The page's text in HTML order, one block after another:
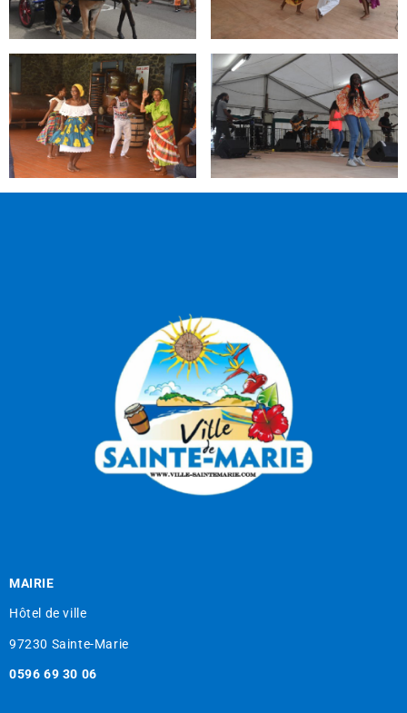
MAIRIE
Hôtel de ville
97230 Sainte-Marie
0596 69 30 06